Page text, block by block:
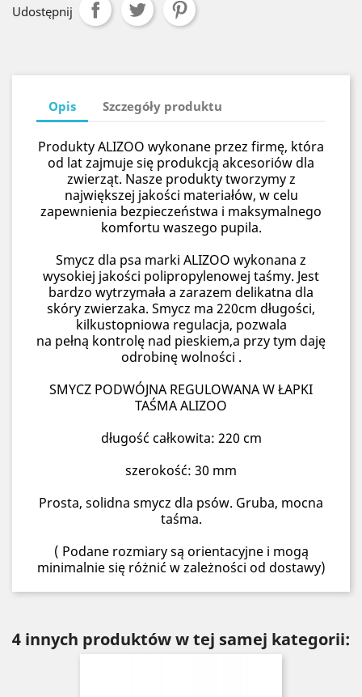
Udostępnij
Opis Szczegóły produktu
Produkty ALIZOO wykonane przez firmę, która
od lat zajmuje się produkcją akcesoriów dla
zwierząt. Nasze produkty tworzymy z
największej jakości materiałów, w celu
zapewnienia bezpieczeństwa i maksymalnego
komfortu waszego pupila.
Smycz dla psa marki ALIZOO wykonana z
wysokiej jakości polipropylenowej taśmy. Jest
bardzo wytrzymała a zarazem delikatna dla
skóry zwierzaka. Smycz ma 220cm długości,
kilkustopniowa regulacja, pozwala
na pełną kontrolę nad pieskiem,a przy tym daję
odrobinę wolności .
SMYCZ PODWÓJNA REGULOWANA W ŁAPKI
TAŚMA ALIZOO
długość całkowita: 220 cm
szerokość: 30 mm
Prosta, solidna smycz dla psów. Gruba, mocna
taśma.
( Podane rozmiary są orientacyjne i mogą
minimalnie się różnić w zależności od dostawy)
4 innych produktów w tej samej kategorii: